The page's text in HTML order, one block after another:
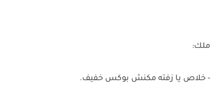
ملك:
- خلاص يا زفته مكنش بوكس خفيف.